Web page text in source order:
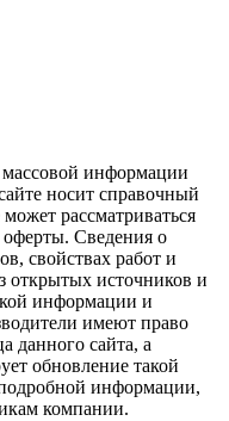
массовой информации
носит справочный
рассматриваться
оферты. Сведения о
свойствах работ и
открытых источников и
информации и
имеют право
данного сайта, а
обновление такой
информации,
компании.